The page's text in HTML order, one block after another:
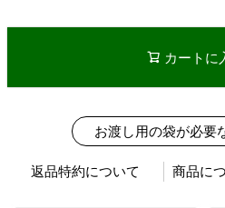
カートに
お渡し用の袋が必要
返品特約について 商品に